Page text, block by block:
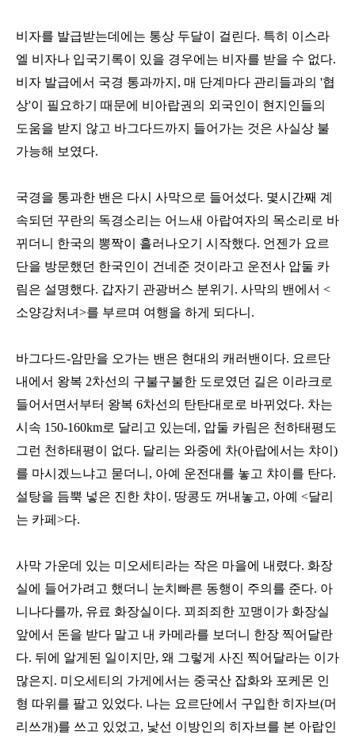
비자를 발급받는데에는 통상 두달이 걸린다. 특히 이스라
엘 비자나 입국기록이 있을 경우에는 비자를 받을 수 없다.
비자 발급에서 국경 통과까지, 매 단계마다 관리들과의 '협
상'이 필요하기 때문에 비아랍권의 외국인이 현지인들의
도움을 받지 않고 바그다드까지 들어가는 것은 사실상 불
가능해 보였다.
국경을 통과한 밴은 다시 사막으로 들어섰다. 몇시간째 계
속되던 꾸란의 독경소리는 어느새 아랍여자의 목소리로 바
뀌더니 한국의 뽕짝이 흘러나오기 시작했다. 언젠가 요르
단을 방문했던 한국인이 건네준 것이라고 운전사 압둘 카
림은 설명했다. 갑자기 관광버스 분위기. 사막의 밴에서 <
소양강처녀>를 부르며 여행을 하게 되다니.
바그다드-암만을 오가는 밴은 현대의 캐러밴이다. 요르단
내에서 왕복 2차선의 구불구불한 도로였던 길은 이라크로
들어서면서부터 왕복 6차선의 탄탄대로로 바뀌었다. 차는
시속 150-160km로 달리고 있는데, 압둘 카림은 천하태평도
그런 천하태평이 없다. 달리는 와중에 차(아랍에서는 챠이)
를 마시겠느냐고 묻더니, 아예 운전대를 놓고 챠이를 탄다.
설탕을 듬뿍 넣은 진한 챠이. 땅콩도 꺼내놓고, 아예 <달리
는 카페>다.
사막 가운데 있는 미오세티라는 작은 마을에 내렸다. 화장
실에 들어가려고 했더니 눈치빠른 동행이 주의를 준다. 아
니나다를까, 유료 화장실이다. 꾀죄죄한 꼬맹이가 화장실
앞에서 돈을 받다 말고 내 카메라를 보더니 한장 찍어달란
다. 뒤에 알게된 일이지만, 왜 그렇게 사진 찍어달라는 이가
많은지. 미오세티의 가게에서는 중국산 잡화와 포케몬 인
형 따위를 팔고 있었다. 나는 요르단에서 구입한 히자브(머
리쓰개)를 쓰고 있었고, 낯선 이방인의 히자브를 본 아랍인